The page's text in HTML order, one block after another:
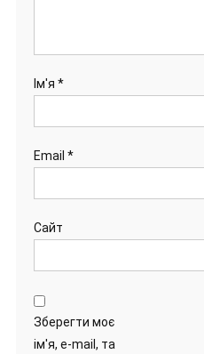
Ім'я *
Email *
Сайт
Зберегти моє
ім'я, e-mail, та